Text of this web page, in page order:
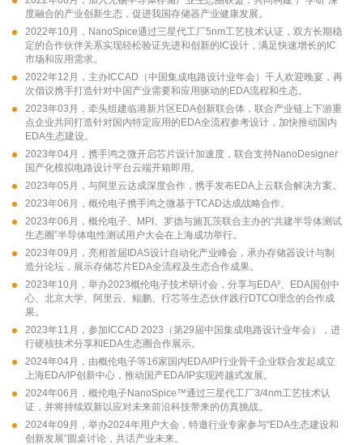
度融合的产业创新生态，促进我国存储器产业健康发展。
2022年10月，NanoSpice通过三星代工厂5nm工艺技术认证，双方长期稳
定的合作伙伴关系实现轻松验证先进和创新的IC设计，满足快速增长的IC
市场和应用需求。
2022年12月，主办ICCAD（中国集成电路设计业年会）千人欢迎晚宴，再
次倡议携手打造针对中国产业需要和应用驱动的EDA流程和生态。
2023年03月，牵头组建临港新片区EDA创新联合体，联合产业链上下游重
点企业共同打造针对国内特定应用的EDA全流程参考设计，加快推动国内
EDA生态建设。
2023年04月，携手鸿之微开启芯片设计加速度，联合支持NanoDesigner
国产化模拟电路设计平台云端开箱即用。
2023年05月，与阿里云达成深度合作，携手发布EDA上云联合解决方案。
2023年06月，概伦电子携手鸿之微基于TCAD达成战略合作。
2023年06月，概伦电子、MPI、罗德与施瓦茨联合主办的“共建半导体测试
生态圈”半导体电性测试用户大会在上海成功举行。
2023年09月，亮相首届IDAS设计自动化产业峰会，承办存储器设计与制
造分论坛，展示存储芯片EDA全流程及生态合作成果。
2023年10月，举办2023概伦电子技术研讨会，分享与EDA²、EDA国创中
心、北京大学、阿里云、鲲鹏、行芯等生态伙伴践行DTCO理念的合作成
果。
2023年11月，参加ICCAD 2023（第29届中国集成电路设计业年会），进
行硬核技术分享和EDA生态圈合作展示。
2024年04月，由概伦电子等16家国内EDA/IP行业骨干企业联合发起成立
上海EDA/IP创新中心，推动国产EDA/IP实现跨越式发展。
2024年06月，概伦电子NanoSpice™通过三星代工厂3/4nm工艺技术认
证，并将持续双新以应对未来前沿科技带来的仿真挑战。
2024年09月，举办2024年用户大会，特邀行业专家参与“EDA生态建设和
创新发展”圆桌讨论，共话产业未来。